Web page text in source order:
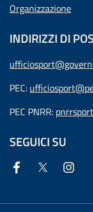
Organizzazione
INDIRIZZI DI
PEC:
PEC PNRR:
SEGUICI SU